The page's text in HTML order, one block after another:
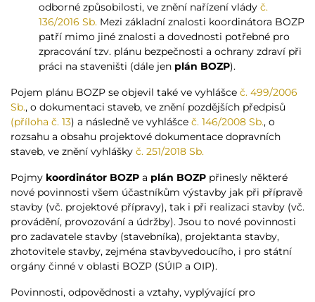
odborné způsobilosti, ve znění nařízení vlády č.
136/2016 Sb. Mezi základní znalosti koordinátora BOZP
patří mimo jiné znalosti a dovednosti potřebné pro
zpracování tzv. plánu bezpečnosti a ochrany zdraví při
práci na staveništi (dále jen plán BOZP).
Pojem plánu BOZP se objevil také ve vyhlášce č. 499/2006
Sb., o dokumentaci staveb, ve znění pozdějších předpisů
(příloha č. 13) a následně ve vyhlášce č. 146/2008 Sb., o
rozsahu a obsahu projektové dokumentace dopravních
staveb, ve znění vyhlášky č. 251/2018 Sb.
Pojmy koordinátor BOZP a plán BOZP přinesly některé
nové povinnosti všem účastníkům výstavby jak při přípravě
stavby (vč. projektové přípravy), tak i při realizaci stavby (vč.
provádění, provozování a údržby). Jsou to nové povinnosti
pro zadavatele stavby (stavebníka), projektanta stavby,
zhotovitele stavby, zejména stavbyvedoucího, i pro státní
orgány činné v oblasti BOZP (SÚIP a OIP).
Povinnosti, odpovědnosti a vztahy, vyplývající pro